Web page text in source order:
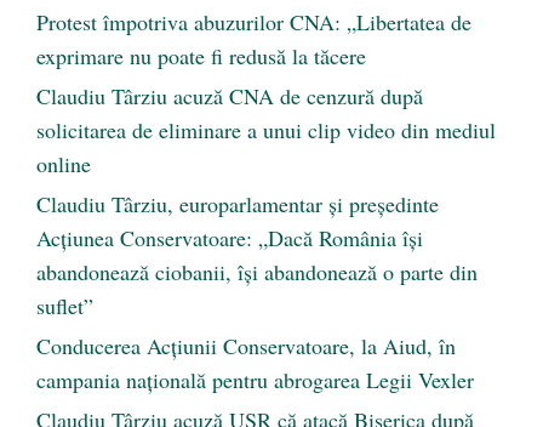
Protest împotriva abuzurilor CNA: „Libertatea de
exprimare nu poate fi redusă la tăcere
Claudiu Târziu acuză CNA de cenzură după
solicitarea de eliminare a unui clip video din mediul
online
Claudiu Târziu, europarlamentar și președinte
Acțiunea Conservatoare: „Dacă România își
abandonează ciobanii, își abandonează o parte din
suflet”
Conducerea Acțiunii Conservatoare, la Aiud, în
campania națională pentru abrogarea Legii Vexler
Claudiu Târziu acuză USR că atacă Biserica după